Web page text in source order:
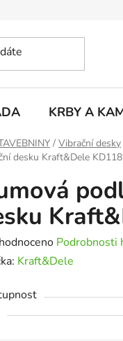
osobních údajů
KRBY A
/ Vibrační desky
desku Kraft&Dele
Podrobnosti
Kraft&Dele